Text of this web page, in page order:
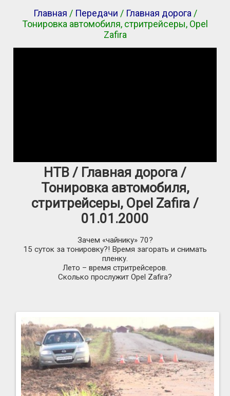
Главная / Передачи / Главная дорога /
Тонировка автомобиля, стритрейсеры, Opel
Zafira
НТВ / Главная дорога /
Тонировка автомобиля,
стритрейсеры, Opel Zafira /
01.01.2000
Зачем «чайнику» 70?
15 суток за тонировку?! Время загорать и снимать
пленку.
Лето – время стритрейсеров.
Сколько прослужит Opel Zafira?